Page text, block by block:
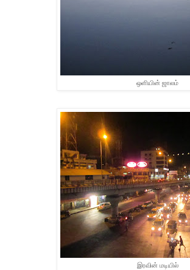
ஒளியின் ஜாலம்
இரவின் மடியில்